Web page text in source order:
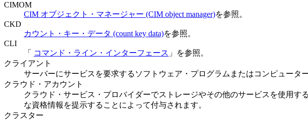
CIMOM
CIM オブジェクト・マネージャー (CIM object manager)を参照。
CKD
カウント・キー・データ (count key data)を参照。
CLI
「
コマンド・ライン・インターフェース 」を参照。
クライアント
サーバーにサービスを要求するソフトウェア・プログラムまたはコンピュータ
クラウド・アカウント
クラウド・サービス・プロバイダーでストレージやその他のサービスを使用
な資格情報を提示することによって付与されます。
クラスター